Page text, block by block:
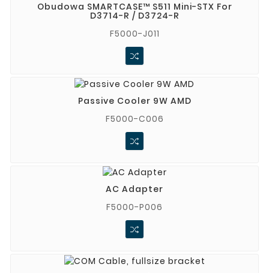
Obudowa SMARTCASE™ S511 Mini-STX For
D3714-R / D3724-R
F5000-J011
Passive Cooler 9W AMD
F5000-C006
AC Adapter
F5000-P006